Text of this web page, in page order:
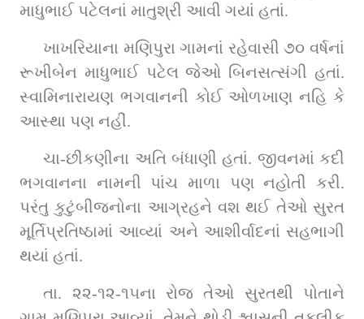
માધુભાઈ પટેલનાં માતુશ્રી આવી ગયાં હતાં.
ખાખરિયાના મણિપુરા ગામનાં રહેવાસી ૭૦ વર્ષનાં
રૂખીબેન માધુભાઈ પટેલ જેઓ બિનસત્સંગી હતાં.
સ્વામિનારાયણ ભગવાનની કોઈ ઓળખાણ નહિ કે
આસ્થા પણ નહીં.
ચા-છીંકણીના અતિ બંધાણી હતાં. જીવનમાં કદી
ભગવાનના નામની પાંચ માળા પણ નહોતી કરી.
પરંતુ કુટુંબીજનોના આગ્રહને વશ થઈ તેઓ સુરત
મૂર્તિપ્રતિષ્ઠામાં આવ્યાં અને આશીર્વાદનાં સહભાગી
થયાં હતાં.
તા. ૨૨-૧૨-૧૫ના રોજ તેઓ સુરતથી પોતાને